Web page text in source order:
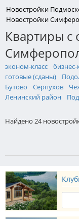
Новостройки
Новостройки
Квартиры с
эконом-класс бизнес-
готовые (сданы)
Бутово
Серпухов
Ленинский район
Найдено 24